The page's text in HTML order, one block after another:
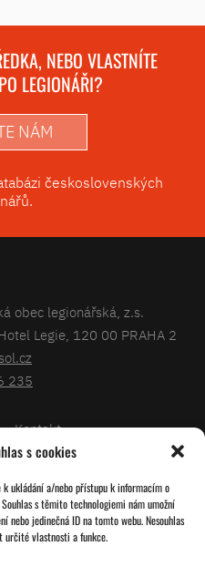
s cookies
ukládání a/nebo přístupu k informacím o
s těmito technologiemi nám umožní
nebo jedinečná ID na tomto webu. Nesouhlas
určité vlastnosti a funkce.
NEBO VLASTNÍTE
LEGIONÁŘI?
NÁM
československých
obec legionářská, z.s.
Legie, 120 00 PRAHA 2
235
Kontakt
Databáze legionářů
Pro členy
Zásady cookies